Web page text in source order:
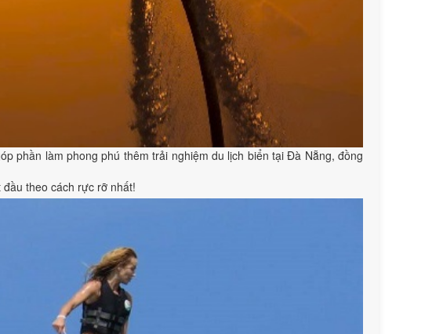
phần làm phong phú thêm trải nghiệm du lịch biển tại Đà Nẵng, đồng
theo cách rực rỡ nhất!